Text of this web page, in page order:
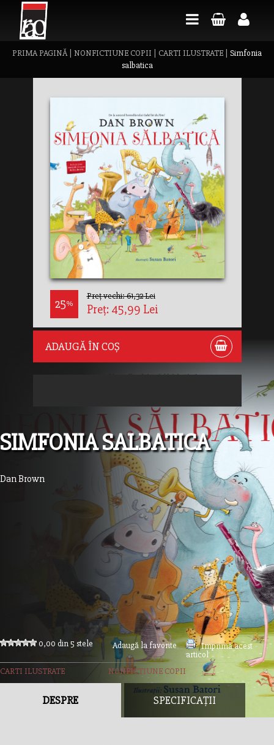
PRIMA PAGINĂ| NONFICTIUNE COPII CARTI ILUSTRATE
Simfonia
salbatica
25%
Preț vechi: 61,32 Lei
Preț: 45,99 Lei
ADAUGĂ ÎN COȘ
SIMFONIA SALBATICA
Dan Brown
0,00 din 5 stele Adaugă la favorite
Imprimă acest
articol
CARTI ILUSTRATE
NONFICTIUNE COPII
DESPRE SPECIFICAȚII